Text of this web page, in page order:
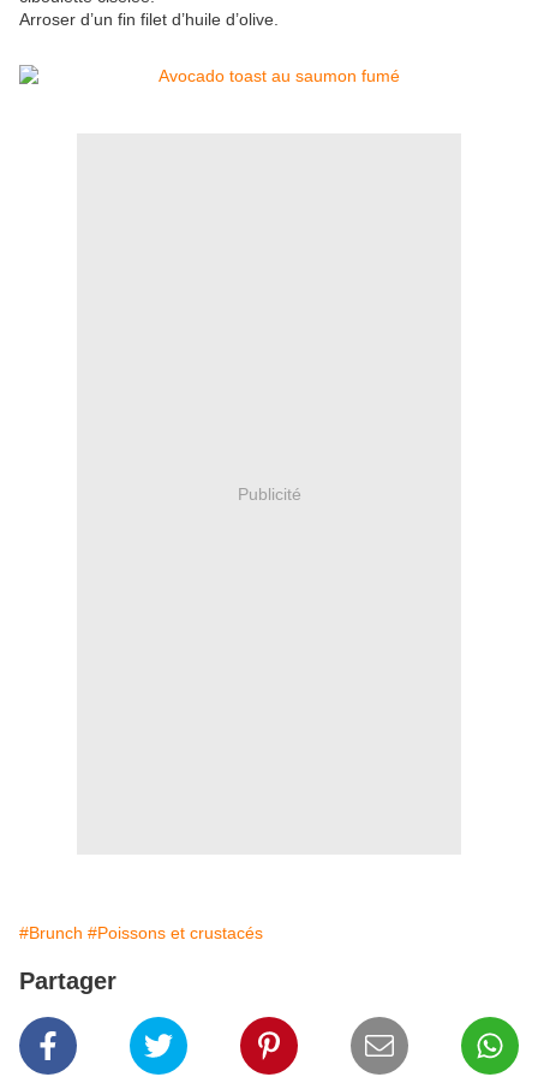
Arroser d’un fin filet d’huile d’olive.
Publicité
#Brunch #Poissons et crustacés
Partager